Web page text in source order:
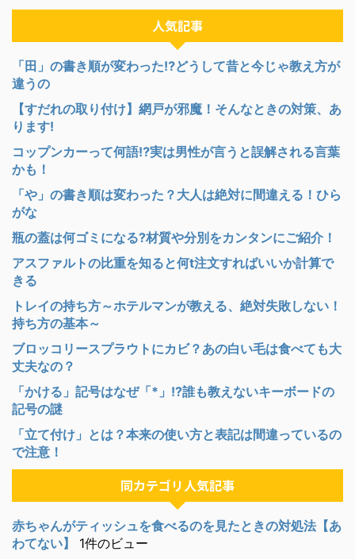
人気記事
「田」の書き順が変わった⁉︎どうして昔と今じゃ教え方が
違うの
【すだれの取り付け】網戸が邪魔！そんなときの対策、あ
ります!
コップンカーって何語⁉︎実は男性が言うと誤解される言葉
かも！
「や」の書き順は変わった？大人は絶対に間違える！ひら
がな
瓶の蓋は何ゴミになる?材質や分別をカンタンにご紹介！
アスファルトの比重を知ると何t注文すればいいか計算で
きる
トレイの持ち方～ホテルマンが教える、絶対失敗しない！
持ち方の基本～
ブロッコリースプラウトにカビ？あの白い毛は食べても大
丈夫なの？
「かける」記号はなぜ「*」!?誰も教えないキーボードの
記号の謎
「立て付け」とは？本来の使い方と表記は間違っているの
で注意！
同カテゴリ人気記事
赤ちゃんがティッシュを食べるのを見たときの対処法【あ
わてない】
1件のビュー